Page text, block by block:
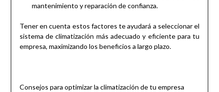
mantenimiento y reparación de confianza.
Tener en cuenta estos factores te ayudará a seleccionar el
sistema de climatización más adecuado y eficiente para tu
empresa, maximizando los beneficios a largo plazo.
Consejos para optimizar la climatización de tu empresa